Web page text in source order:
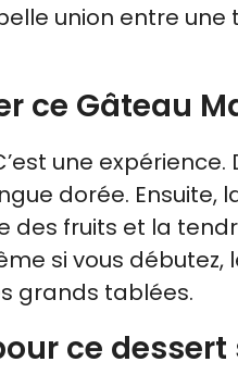
union entre
ce Gâteau
une expérience.
dorée. Ensuite,
fruits et la
si vous débutez,
grands tablées.
ce dessert